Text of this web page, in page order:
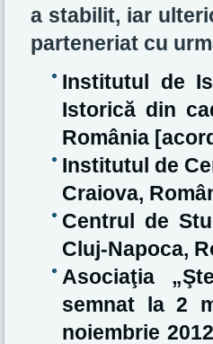
a stabilit, iar
parteneriat cu
Institutul de
Istorică din
România
Institutul de
Craiova,
Centrul de
Cluj-Napoca,
Asociaţia
semnat la 2
noiembrie